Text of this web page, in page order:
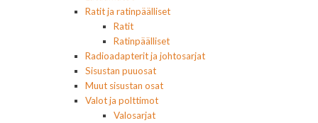
Ratit ja ratinpäälliset
Ratit
Ratinpäälliset
Radioadapterit ja johtosarjat
Sisustan puuosat
Muut sisustan osat
Valot ja polttimot
Valosarjat